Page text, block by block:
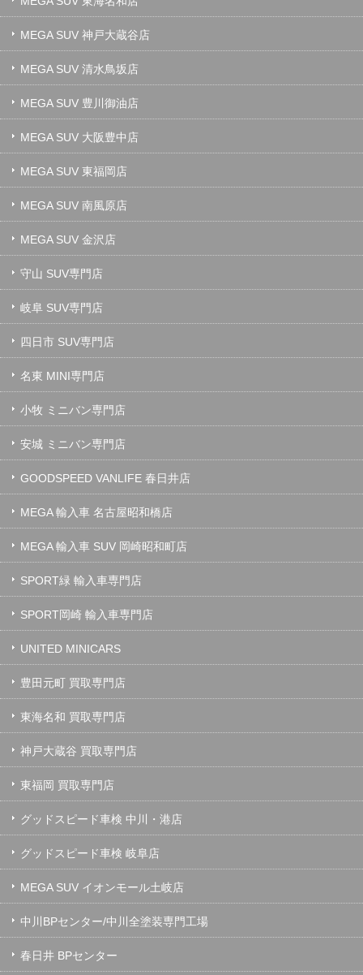
MEGA SUV 神戸大蔵谷店
MEGA SUV 清水鳥坂店
MEGA SUV 豊川御油店
MEGA SUV 大阪豊中店
MEGA SUV 東福岡店
MEGA SUV 南風原店
MEGA SUV 金沢店
守山 SUV専門店
岐阜 SUV専門店
四日市 SUV専門店
名東 MINI専門店
小牧 ミニバン専門店
安城 ミニバン専門店
GOODSPEED VANLIFE 春日井店
MEGA 輸入車 名古屋昭和橋店
MEGA 輸入車 SUV 岡崎昭和町店
SPORT緑 輸入車専門店
SPORT岡崎 輸入車専門店
UNITED MINICARS
豊田元町 買取専門店
東海名和 買取専門店
神戸大蔵谷 買取専門店
東福岡 買取専門店
グッドスピード車検 中川・港店
グッドスピード車検 岐阜店
MEGA SUV イオンモール土岐店
中川BPセンター/中川全塗装専門工場
春日井 BPセンター